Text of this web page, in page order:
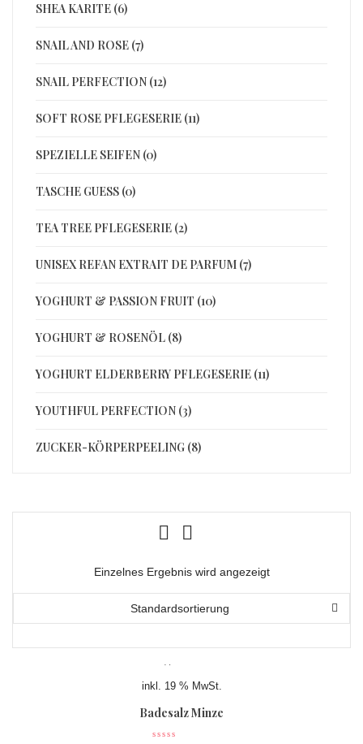
SHEA KARITE (6)
SNAIL AND ROSE (7)
SNAIL PERFECTION (12)
SOFT ROSE PFLEGESERIE (11)
SPEZIELLE SEIFEN (0)
TASCHE GUESS (0)
TEA TREE PFLEGESERIE (2)
UNISEX REFAN EXTRAIT DE PARFUM (7)
YOGHURT & PASSION FRUIT (10)
YOGHURT & ROSENÖL (8)
YOGHURT ELDERBERRY PFLEGESERIE (11)
YOUTHFUL PERFECTION (3)
ZUCKER-KÖRPERPEELING (8)
Einzelnes Ergebnis wird angezeigt
Standardsortierung
inkl. 19 % MwSt.
Badesalz Minze